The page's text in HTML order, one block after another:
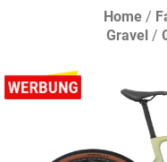
Home /
Gravel /